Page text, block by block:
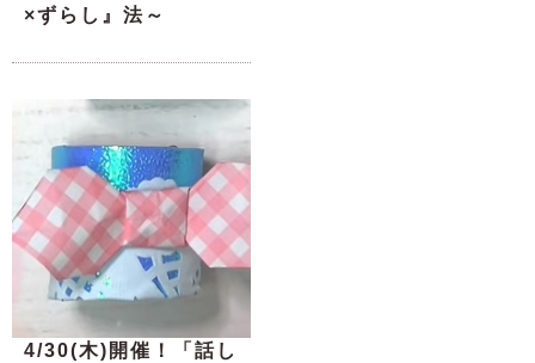
×ずらし』法～
4/30(木)開催！「話し